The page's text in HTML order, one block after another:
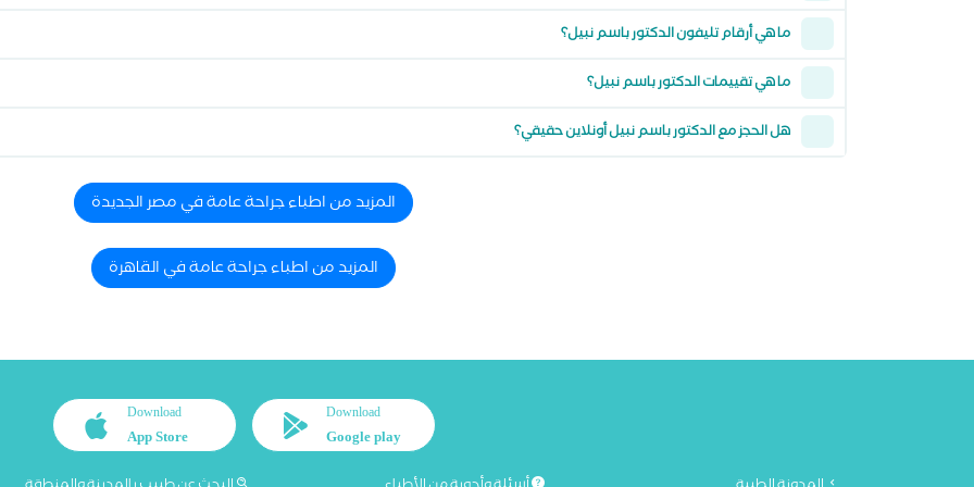
ما هي أرقام تليفون الدكتور باسم نبيل؟
ما هي تقييمات الدكتور باسم نبيل؟
هل الحجز مع الدكتور باسم نبيل أونلاين حقيقي؟
المزيد من اطباء جراحة عامة في مصر الجديدة
المزيد من اطباء جراحة عامة في القاهرة
Download
Google play
Download
App Store